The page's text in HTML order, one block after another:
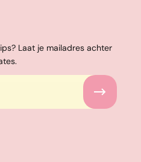
Laat je mailadres achter